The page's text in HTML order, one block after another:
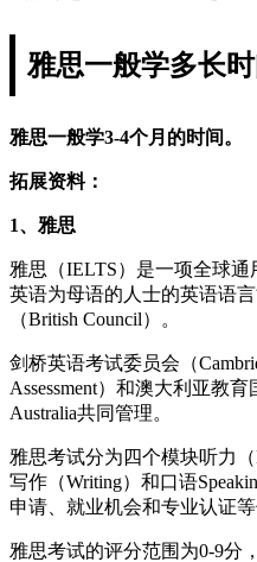
雅思一般学多长时
雅思一般学3-4个月的时间。
拓展资料：
1、雅思
雅思（IELTS）是一项全球
英语为母语的人士的英语语
（British Council）。
剑桥英语考试委员会（
Assessment）和澳大利亚教
Australia共同管理。
雅思考试分为四个模块听力（
写作（Writing）和口语
申请、就业机会和专业认证等
雅思考试的评分范围为0-9分